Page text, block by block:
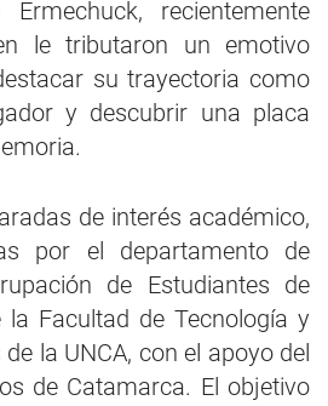
recientemente
le tributaron un emotivo
su trayectoria como
y descubrir una placa
de interés académico,
por el departamento de
de Estudiantes de
la Facultad de Tecnología y
la UNCA, con el apoyo del
de Catamarca. El objetivo